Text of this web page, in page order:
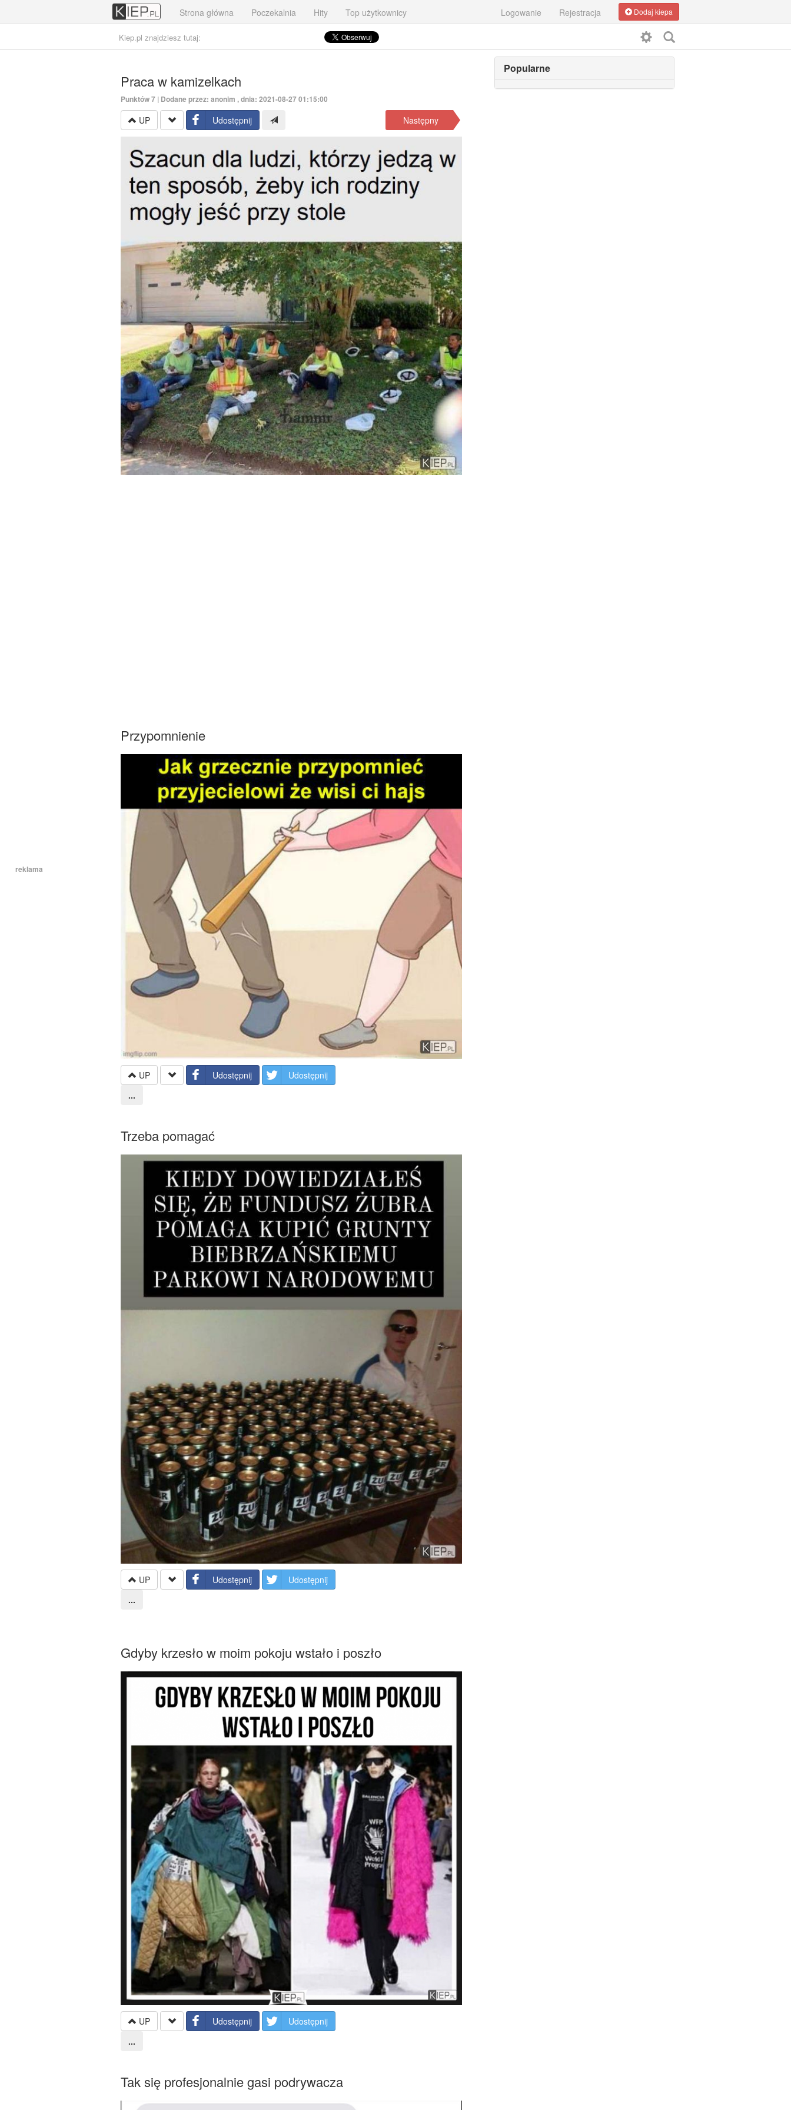
Strona główna Poczekalnia Hity Top użytkownicy Logowanie Rejestracja Dodaj kiepa
Kiep.pl znajdziesz tutaj:
Praca w kamizelkach
Punktów7 | Dodane przez: anonim , dnia: 2021-08-27 01:15:00
UP Udostępnij Następny
Przypomnienie
UP Udostępnij
Udostępnij
...
Trzeba pomagać
UP Udostępnij
Udostępnij
...
Gdyby krzesło w moim pokoju wstało i poszło
UP Udostępnij
Udostępnij
...
Tak się profesjonalnie gasi podrywacza
Popularne
reklama